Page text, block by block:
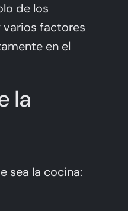
de los
varios factores
en el
la
sea la cocina: